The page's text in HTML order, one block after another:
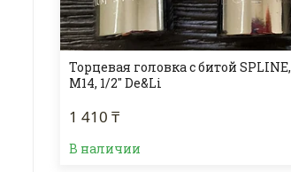
Торцевая головка с битой SPLINE,
М14, 1/2" De&Li
1 410 ₸
В наличии